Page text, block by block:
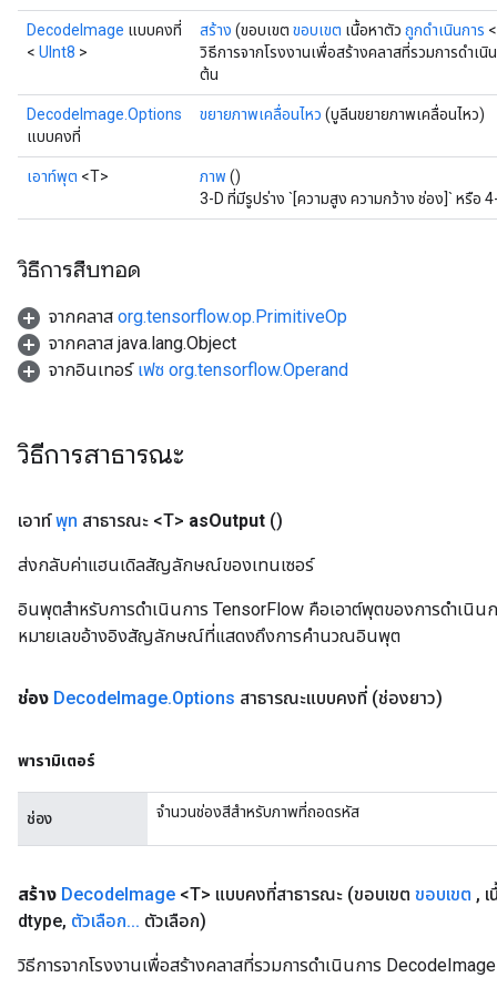
DecodeImage แบบคงที่
< UInt8 >
สร้าง (ขอบเขต ขอบเขต เนื้อหาตัว ถูกดำเนินการ
วิธีการจากโรงงานเพื่อสร้างคลาสที่รวมการดำเ
ต้น
DecodeImage.Options
แบบคงที่
ขยายภาพเคลื่อนไหว (บูลีนขยายภาพเคลื่อนไหว)
เอาท์พุต <T> ภาพ ()
3-D ที่มีรูปร่าง `[ความสูง ความกว้าง ช่อง]` หรือ
วิธีการสืบทอด
จากคลาส org.tensorflow.op.PrimitiveOp
จากคลาส java.lang.Object
จากอินเทอร์ เฟซ org.tensorflow.Operand
วิธีการสาธารณะ
เอาท์พุท สาธารณะ <T> asOutput ()
ส่งกลับค่าแฮนเดิลสัญลักษณ์ของเทนเซอร์
อินพุตสำหรับการดำเนินการ TensorFlow คือเอาต์พุตของการดำเนิน
หมายเลขอ้างอิงสัญลักษณ์ที่แสดงถึงการคำนวณอินพุต
ช่อง DecodeImage.Options สาธารณะแบบคงที่ (ช่องยาว)
พารามิเตอร์
ช่อง จำนวนช่องสีสำหรับภาพที่ถอดรหัส
สร้าง DecodeImage <T> แบบคงที่สาธารณะ (ขอบเขต ขอบเขต ,
dtype, ตัวเลือก... ตัวเลือก)
วิธีการจากโรงงานเพื่อสร้างคลาสที่รวมการดำเนินการ